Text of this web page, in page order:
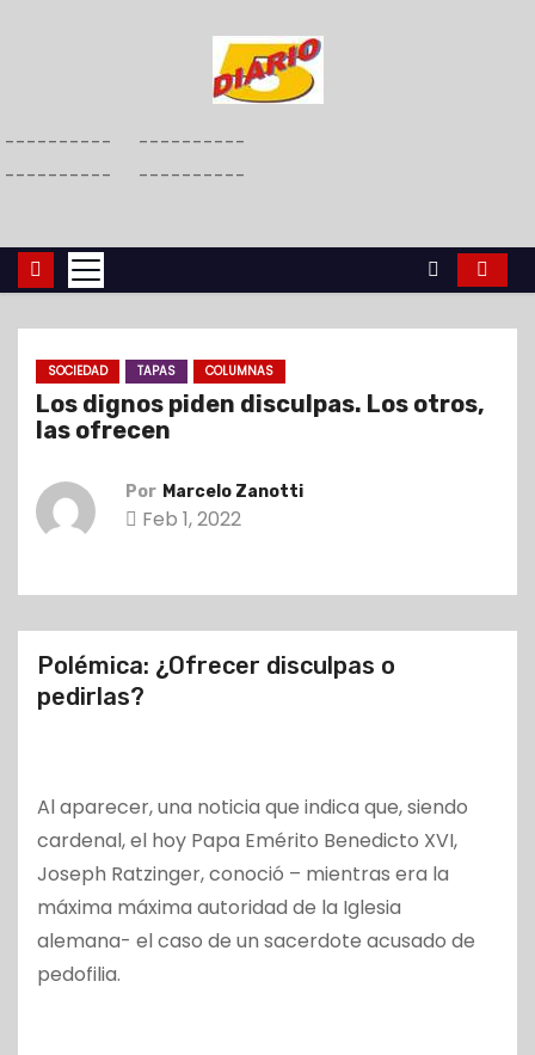
a
r
l
----------
----------
----------
----------
SOCIEDAD TAPAS COLUMNAS
Los dignos piden disculpas. Los otros,
las ofrecen
Por Marcelo Zanotti
Feb 1, 2022
Polémica: ¿Ofrecer disculpas o
pedirlas?
Al aparecer, una noticia que indica que, siendo
cardenal, el hoy Papa Emérito Benedicto XVI,
Joseph Ratzinger, conoció – mientras era la
máxima máxima autoridad de la Iglesia
alemana- el caso de un sacerdote acusado de
pedofilia.